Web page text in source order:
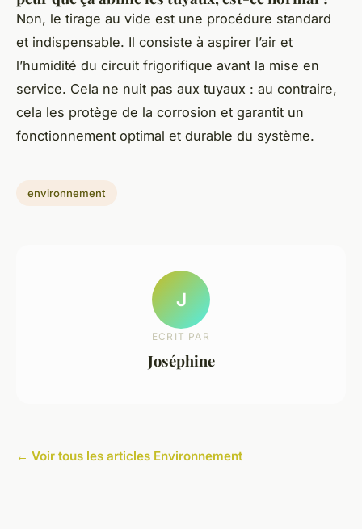
Non, le tirage au vide est une procédure standard
et indispensable. Il consiste à aspirer l’air et
l’humidité du circuit frigorifique avant la mise en
service. Cela ne nuit pas aux tuyaux : au contraire,
cela les protège de la corrosion et garantit un
fonctionnement optimal et durable du système.
environnement
J
ECRIT PAR
Joséphine
← Voir tous les articles Environnement